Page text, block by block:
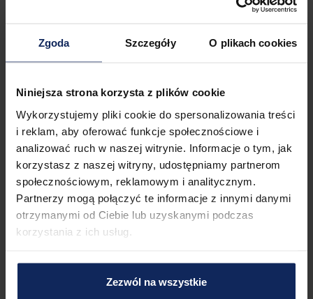
Zgoda Szczegóły O plikach cookies
Niniejsza strona korzysta z plików cookie
Wykorzystujemy pliki cookie do spersonalizowania treści
i reklam, aby oferować funkcje społecznościowe i
analizować ruch w naszej witrynie. Informacje o tym, jak
korzystasz z naszej witryny, udostępniamy partnerom
społecznościowym, reklamowym i analitycznym.
Partnerzy mogą połączyć te informacje z innymi danymi
otrzymanymi od Ciebie lub uzyskanymi podczas
korzystania z ich usług.
Zezwól na wszystkie
Benötigen Sie eine Rechnung für die Übernachtung? Sie
erhalten sie problemlos bei der Buchung.
Das Gebäude wird renoviert, was vorübergehend zu
Beeinträchtigungen führen kann.
Weitere Dinge, die es zu beachten gilt
Reisen Sie mit einem kleinen Kind? Falls Sie ein Reisebett
benötigen, können Sie es zusätzlich dazubuchen.
Ein Stellplatz in der Garage steht zu Ihrer Verfügung.
Einfahrtshöhe: 2m
Bereich nutzen.